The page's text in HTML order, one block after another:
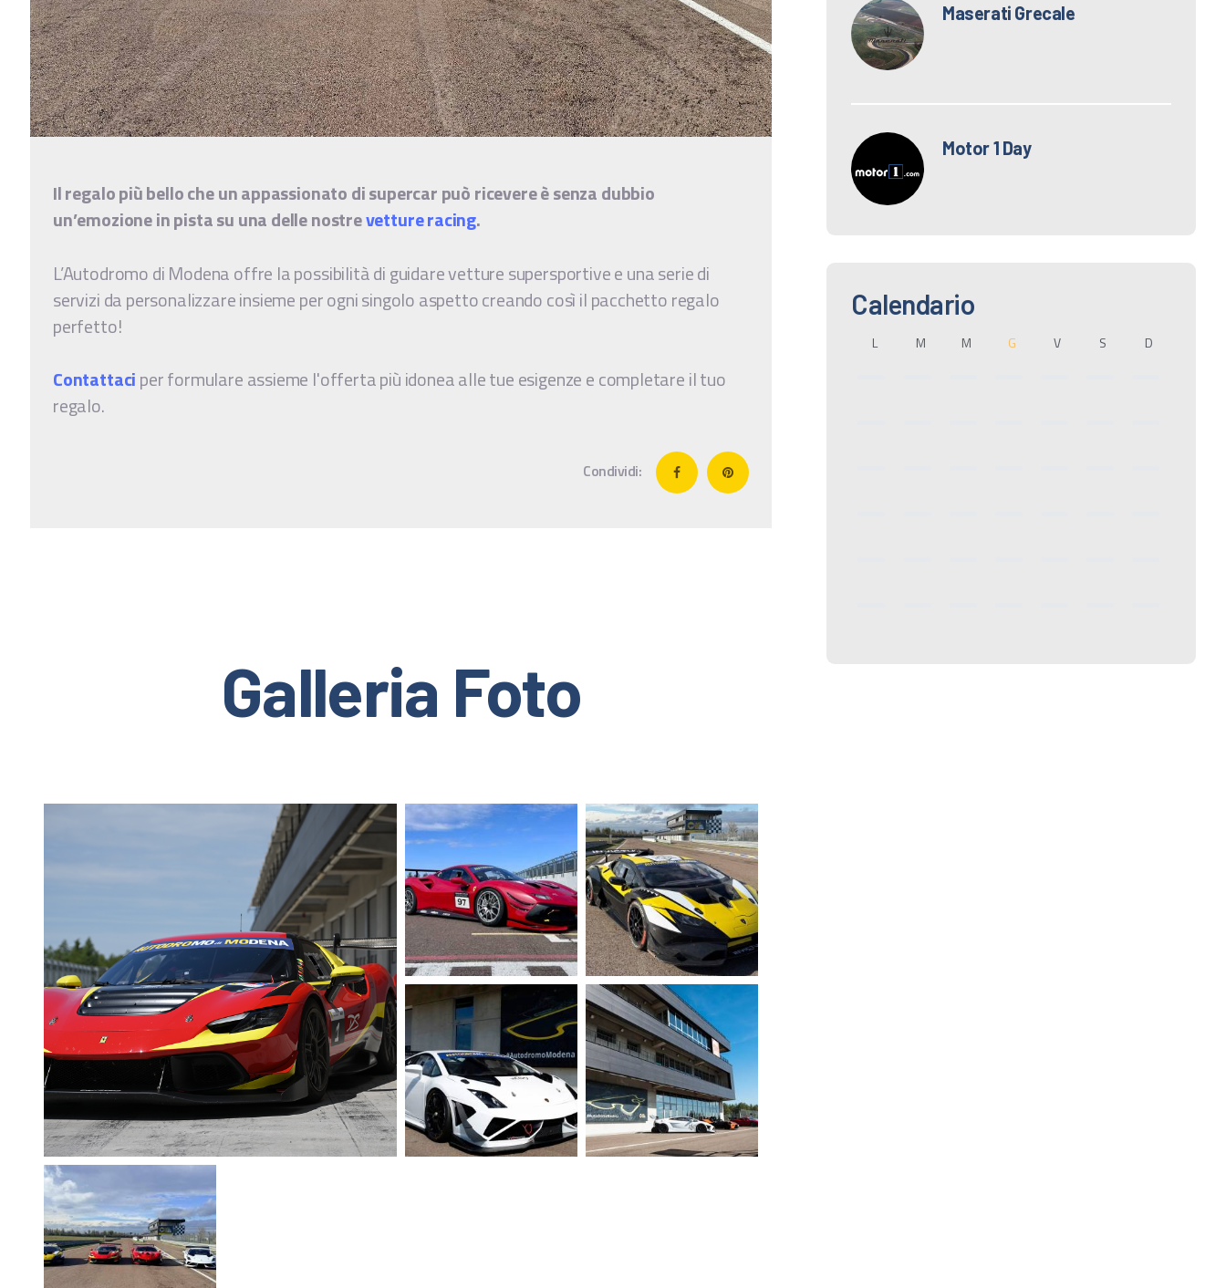
Il regalo più bello che un appassionato di supercar può ricevere è senza dubbio
un’emozione in pista su una delle nostrevetture racing.
L’Autodromo di Modena offre la possibilità di guidare vetture supersportive e una serie di
servizi da personalizzare insieme per ogni singolo aspetto creando così il pacchetto regalo
perfetto!
Contattaciper formulare assieme l'offerta più idonea alle tue esigenze e completare il tuo
regalo.
Condividi:
Galleria Foto
Maserati Grecale
Motor 1 Day
Calendario
L M M G V S D